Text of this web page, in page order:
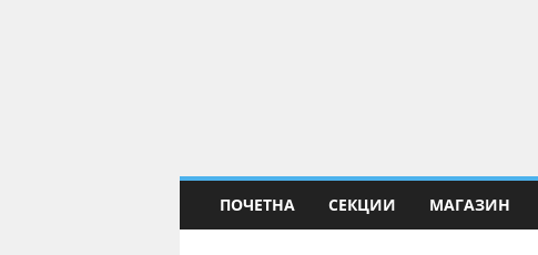
ПОЧЕТНА СЕКЦИИ МАГАЗИН